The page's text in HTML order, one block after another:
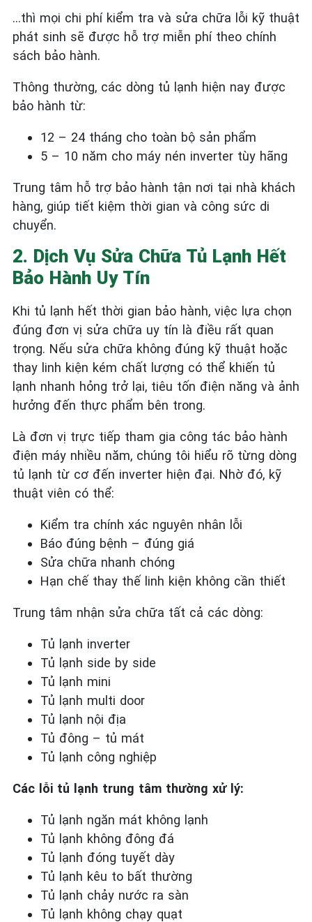
…thì mọi chi phí kiểm tra và sửa chữa lỗi kỹ thuật
phát sinh sẽ được hỗ trợ miễn phí theo chính
sách bảo hành.
Thông thường, các dòng tủ lạnh hiện nay được
bảo hành từ:
12 – 24 tháng cho toàn bộ sản phẩm
5 – 10 năm cho máy nén inverter tùy hãng
Trung tâm hỗ trợ bảo hành tận nơi tại nhà khách
hàng, giúp tiết kiệm thời gian và công sức di
chuyển.
2. Dịch Vụ Sửa Chữa Tủ Lạnh Hết
Bảo Hành Uy Tín
Khi tủ lạnh hết thời gian bảo hành, việc lựa chọn
đúng đơn vị sửa chữa uy tín là điều rất quan
trọng. Nếu sửa chữa không đúng kỹ thuật hoặc
thay linh kiện kém chất lượng có thể khiến tủ
lạnh nhanh hỏng trở lại, tiêu tốn điện năng và ảnh
hưởng đến thực phẩm bên trong.
Là đơn vị trực tiếp tham gia công tác bảo hành
điện máy nhiều năm, chúng tôi hiểu rõ từng dòng
tủ lạnh từ cơ đến inverter hiện đại. Nhờ đó, kỹ
thuật viên có thể:
Kiểm tra chính xác nguyên nhân lỗi
Báo đúng bệnh – đúng giá
Sửa chữa nhanh chóng
Hạn chế thay thế linh kiện không cần thiết
Trung tâm nhận sửa chữa tất cả các dòng:
Tủ lạnh inverter
Tủ lạnh side by side
Tủ lạnh mini
Tủ lạnh multi door
Tủ lạnh nội địa
Tủ đông – tủ mát
Tủ lạnh công nghiệp
Các lỗi tủ lạnh trung tâm thường xử lý:
Tủ lạnh ngăn mát không lạnh
Tủ lạnh không đông đá
Tủ lạnh đóng tuyết dày
Tủ lạnh kêu to bất thường
Tủ lạnh chảy nước ra sàn
Tủ lạnh không chạy quạt